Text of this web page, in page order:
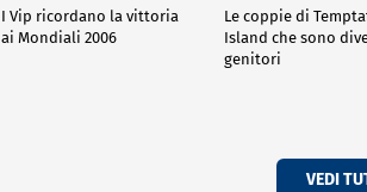
I Vip ricordano la vittoria
ai Mondiali 2006
Le coppie di
Island che sono
genitori
VEDI